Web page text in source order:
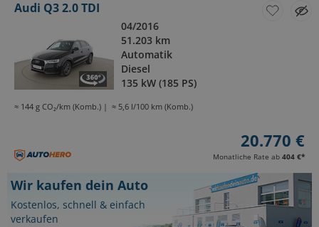
Audi Q3 2.0 TDI
04/2016
51.203 km
Automatik
Diesel
135 kW (185 PS)
≈ 144 g CO₂/km (Komb.) ≈ 5,6 l/100 km (Komb.)
20.770 €
Monatliche Rate ab 404 €*
Wir kaufen dein Auto
Kostenlos, schnell & einfach
verkaufen